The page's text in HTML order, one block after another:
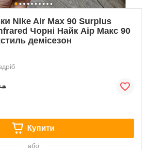
Nike Air Max 90 Surplus
Чорні Найк Аір Макс 90
демісезон
₴
Купити
або